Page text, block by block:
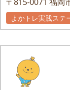
よかトレ実践ステ